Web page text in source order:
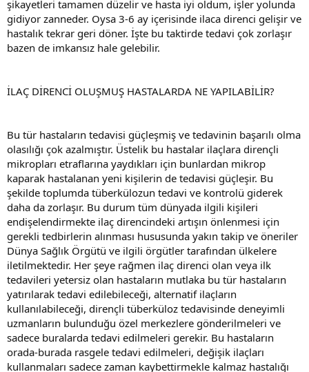
şikayetleri tamamen düzelir ve hasta iyi oldum, işler yolunda
gidiyor zanneder. Oysa 3-6 ay içerisinde ilaca direnci gelişir ve
hastalık tekrar geri döner. İşte bu taktirde tedavi çok zorlaşır
bazen de imkansız hale gelebilir.
İLAÇ DİRENCİ OLUŞMUŞ HASTALARDA NE YAPILABİLİR?
Bu tür hastaların tedavisi güçleşmiş ve tedavinin başarılı olma
olasılığı çok azalmıştır. Üstelik bu hastalar ilaçlara dirençli
mikropları etraflarına yaydıkları için bunlardan mikrop
kaparak hastalanan yeni kişilerin de tedavisi güçleşir. Bu
şekilde toplumda tüberkülozun tedavi ve kontrolü giderek
daha da zorlaşır. Bu durum tüm dünyada ilgili kişileri
endişelendirmekte ilaç direncindeki artışın önlenmesi için
gerekli tedbirlerin alınması hususunda yakın takip ve öneriler
Dünya Sağlık Örgütü ve ilgili örgütler tarafından ülkelere
iletilmektedir. Her şeye rağmen ilaç direnci olan veya ilk
tedavileri yetersiz olan hastaların mutlaka bu tür hastaların
yatırılarak tedavi edilebileceği, alternatif ilaçların
kullanılabileceği, dirençli tüberküloz tedavisinde deneyimli
uzmanların bulunduğu özel merkezlere gönderilmeleri ve
sadece buralarda tedavi edilmeleri gerekir. Bu hastaların
orada-burada rasgele tedavi edilmeleri, değişik ilaçları
kullanmaları sadece zaman kaybettirmekle kalmaz hastalığı